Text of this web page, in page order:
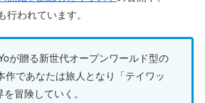
行われています。
が贈る新世代オープンワールド型の
作であなたは旅人となり「テイワッ
冒険していく。